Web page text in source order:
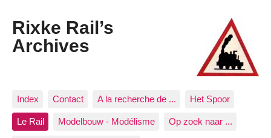
Rixke Rail’s
Archives
Index Contact A la recherche de ... Het Spoor
Le Rail Modelbouw - Modélisme Op zoek naar ...